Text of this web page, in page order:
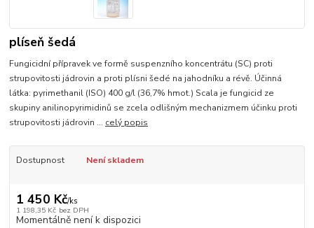
plíseň šedá
Fungicidní přípravek ve formě suspenzního koncentrátu (SC) proti
strupovitosti jádrovin a proti plísni šedé na jahodníku a révě. Účinná
látka: pyrimethanil (ISO) 400 g/l (36,7% hmot.) Scala je fungicid ze
skupiny anilinopyrimidinů se zcela odlišným mechanizmem účinku proti
strupovitosti jádrovin ... celý popis
Dostupnost Není skladem
1 450 Kč/ks
1 198,35 Kč bez DPH
Momentálně není k dispozici